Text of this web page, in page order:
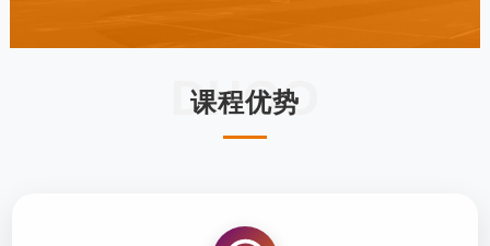
DHOO
课程优势